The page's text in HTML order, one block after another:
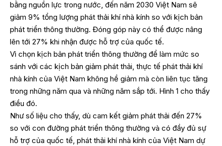
bằng nguồn lực trong nước, đến năm 2030 Việt Nam sẽ
giảm 9% tổng lượng phát thải khí nhà kính so với kịch bản
phát triển thông thường. Đóng góp này có thể được nâng
lên tới 27% khi nhận được hỗ trợ của quốc tế.
Vì chọn kịch bản phát triển thông thường để làm mức so
sánh với các kịch bản giảm phát thải, thực tế phát thải khí
nhà kính của Việt Nam không hề giảm mà còn liên tục tăng
trong những năm qua và những năm sắp tới. Hình 1 cho thấy
điều đó.
Như số liệu cho thấy, dù cam kết giảm phát thải đến 27%
so với con đường phát triển thông thường và có đầy đủ sự
hỗ trợ của quốc tế, phát thải khí nhà kính của Việt Nam dự